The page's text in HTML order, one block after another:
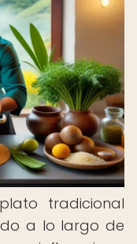
tradicional
a lo largo de